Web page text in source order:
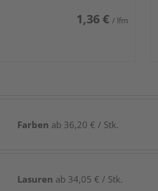
1,36 € / lfm
Farben ab 36,20 € / Stk.
Lasuren ab 34,05 € / Stk.